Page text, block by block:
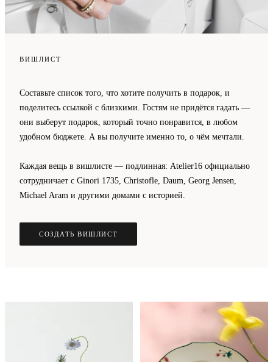
ВИШЛИСТ
Составьте список того, что хотите получить в подарок, и
поделитесь ссылкой с близкими. Гостям не придётся гадать —
они выберут подарок, который точно понравится, в любом
удобном бюджете. А вы получите именно то, о чём мечтали.
Каждая вещь в вишлисте — подлинная: Atelier16 официально
сотрудничает с Ginori 1735, Christofle, Daum, Georg Jensen,
Michael Aram и другими домами с историей.
СОЗДАТЬ ВИШЛИСТ